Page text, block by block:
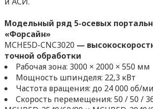
Модельный ряд 5-осевых
«Форсайн»
MCHE5D-CNC3020 —
точной обработки
Рабочая зона: 3000 × 2000 × 550 мм
Мощность шпинделя: 22,3 кВт
Частота вращения: до 24 000 об/
Скорость перемещения: 50 / 50 /